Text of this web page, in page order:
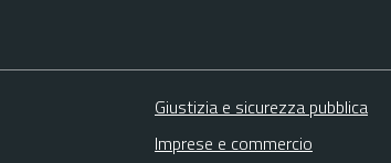
Giustizia e sicurezza pubblica
Imprese e commercio